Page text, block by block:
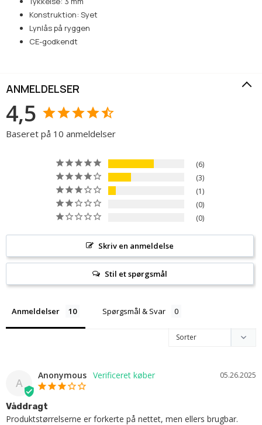
Konstruktion: Syet
Lynlås på ryggen
CE-godkendt
ANMELDELSER
4,5
Baseret på 10 anmeldelser
6
3
1
0
0
Skriv en anmeldelse
Stil et spørgsmål
Anmeldelser Spørgsmål & Svar
A
05.26.2025
Anonymous
Våddragt
Produktstørrelserne er forkerte på nettet, men ellers brugbar.